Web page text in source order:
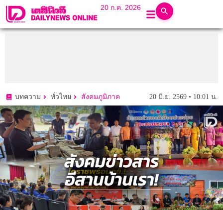
20 ก.ค. 2026
บทความ ทั่วไทย สังคมภูมิภาค 20 มิ.ย. 2569 • 10:01 น.